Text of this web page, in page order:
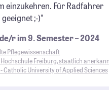
einzukehren. Für Radfahrer
;-)"
r im 9. Semester – 2024
Pflegewissenschaft
Freiburg, staatlich
Catholic University of Applied Sciences